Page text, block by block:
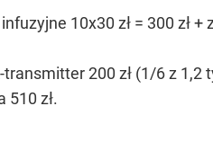
10x30 zł = 300 zł +
200 zł (1/6 z 1,2
510 zł.